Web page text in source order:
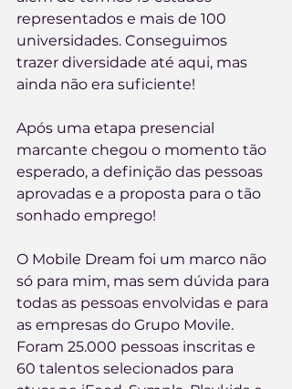
representados e mais de 100
universidades. Conseguimos
trazer diversidade até aqui, mas
ainda não era suficiente!
Após uma etapa presencial
marcante chegou o momento tão
esperado, a definição das pessoas
aprovadas e a proposta para o tão
sonhado emprego!
O Mobile Dream foi um marco não
só para mim, mas sem dúvida para
todas as pessoas envolvidas e para
as empresas do Grupo Movile.
Foram 25.000 pessoas inscritas e
60 talentos selecionados para